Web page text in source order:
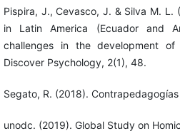
Pispira, J., Cevasco, J. & Silva M. L.
in Latin America (Ecuador and
challenges in the development of
Discover Psychology, 2(1), 48.
Segato, R. (2018).
unodc. (2019). Global Study on